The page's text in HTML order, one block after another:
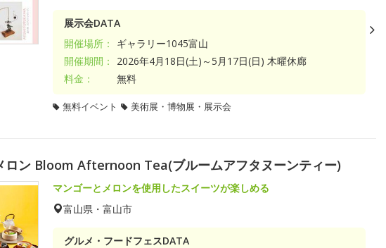
展示会DATA
開催場所：
ギャラリー1045富山
開催期間：
2026年4月18日(土)～5月17日(日) 木曜休廊
料金：
無料
無料イベント 美術展・博物展・展示会
ロン Bloom Afternoon Tea(ブルームアフタヌーンティー)
マンゴーとメロンを使用したスイーツが楽しめる
富山県・富山市
グルメ・フードフェスDATA